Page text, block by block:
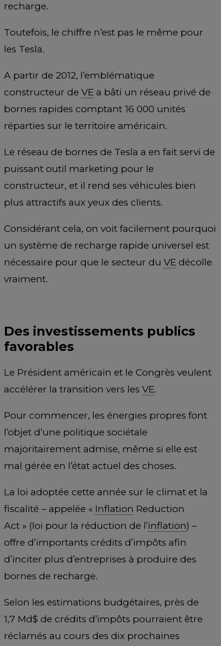
recharge.
Toutefois, le chiffre n’est pas le même pour
les Tesla.
A partir de 2012, l’emblématique
constructeur de VE a bâti un réseau privé de
bornes rapides comptant 16 000 unités
réparties sur le territoire américain.
Le réseau de bornes de Tesla a en fait servi de
puissant outil marketing pour le
constructeur, et il rend ses véhicules bien
plus attractifs aux yeux des clients.
Considérant cela, on voit facilement pourquoi
un système de recharge rapide universel est
nécessaire pour que le secteur du VE décolle
vraiment.
Des investissements publics
favorables
Le Président américain et le Congrès veulent
accélérer la transition vers les VE.
Pour commencer, les énergies propres font
l’objet d’une politique sociétale
majoritairement admise, même si elle est
mal gérée en l’état actuel des choses.
La loi adoptée cette année sur le climat et la
fiscalité – appelée « Inflation Reduction
Act » (loi pour la réduction de l’inflation) –
offre d’importants crédits d’impôts afin
d’inciter plus d’entreprises à produire des
bornes de recharge.
Selon les estimations budgétaires, près de
1,7 Md$ de crédits d’impôts pourraient être
réclamés au cours des dix prochaines